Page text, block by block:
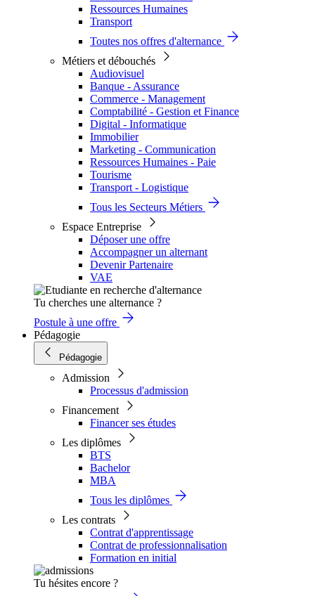
Ressources Humaines
Transport
Toutes nos offres d'alternance
Métiers et débouchés
Audiovisuel
Banque - Assurance
Commerce - Management
Comptabilité - Gestion et Finance
Digital - Informatique
Immobilier
Marketing - Communication
Ressources Humaines - Paie
Tourisme
Transport - Logistique
Tous les Secteurs Métiers
Espace Entreprise
Déposer une offre
Accompagner un alternant
Devenir Partenaire
VAE
Tu cherches une alternance ?
Postule à une offre
Pédagogie
Pédagogie
Admission
Processus d'admission
Financement
Financer ses études
Les diplômes
BTS
Bachelor
MBA
Tous les diplômes
Les contrats
Contrat d'apprentissage
Contrat de professionnalisation
Formation en initial
Tu hésites encore ?